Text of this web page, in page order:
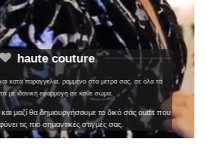
haute couture
κατά παραγγελία, ραμμένο στα μέτρα σας, σε όλα τα
με ιδανική εφαρμογή σε κάθε σώμα.
μαζί θα δημιουργήσουμε το δικό σας outfit που
τις πιο σημαντικές στιγμές σας.